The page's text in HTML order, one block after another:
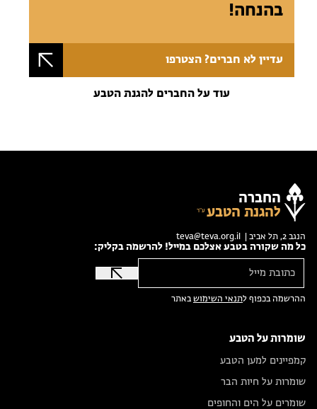
בהנחה!
עדיין לא חברים? הצטרפו
עוד על החברים להגנת הטבע
החברה
להגנת הטבע
הנגב 2, תל אביב | teva@teva.org.il
כל מה שקורה בטבע אצלכם במייל! להרשמה בקליק:
ההרשמה בכפוף לתנאי השימושבאתר
שומרות על הטבע
קמפיינים למען הטבע
שומרות על חיות הבר
שומרים על הים והחופים